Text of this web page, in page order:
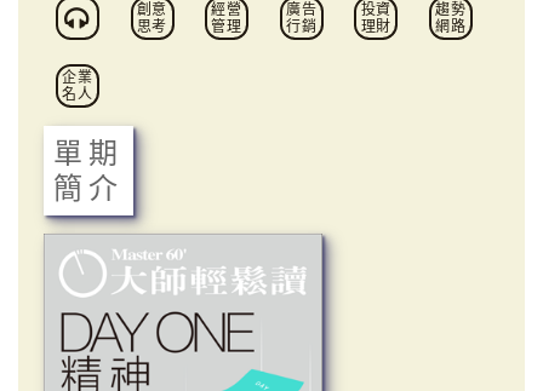
創意
思考
經營
管理
廣告
行銷
投資
理財
趨勢
網路
企業
名人
單期
簡介